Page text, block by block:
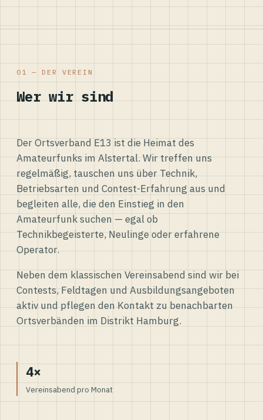
01 — DER VEREIN
Wer wir sind
Der Ortsverband E13 ist die Heimat des
Amateurfunks im Alstertal. Wir treffen uns
regelmäßig, tauschen uns über Technik,
Betriebsarten und Contest-Erfahrung aus und
begleiten alle, die den Einstieg in den
Amateurfunk suchen — egal ob
Technikbegeisterte, Neulinge oder erfahrene
Operator.
Neben dem klassischen Vereinsabend sind wir bei
Contests, Feldtagen und Ausbildungsangeboten
aktiv und pflegen den Kontakt zu benachbarten
Ortsverbänden im Distrikt Hamburg.
4×
Vereinsabend pro Monat